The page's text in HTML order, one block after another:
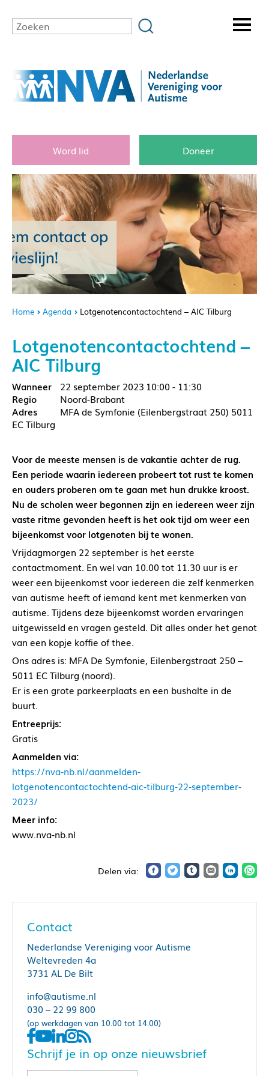
Word lid Doneer
Home Agenda Lotgenotencontactochtend – AIC Tilburg
Lotgenotencontactochtend –
AIC Tilburg
22 september 2023 10:00 - 11:30
Noord-Brabant
MFA de Symfonie (Eilenbergstraat 250) 5011
EC Tilburg
Voor de meeste mensen is de vakantie achter de rug.
Een periode waarin iedereen probeert tot rust te komen
en ouders proberen om te gaan met hun drukke kroost.
Nu de scholen weer begonnen zijn en iedereen weer zijn
vaste ritme gevonden heeft is het ook tijd om weer een
bijeenkomst voor lotgenoten bij te wonen.
Vrijdagmorgen 22 september is het eerste
contactmoment. En wel van 10.00 tot 11.30 uur is er
weer een bijeenkomst voor iedereen die zelf kenmerken
van autisme heeft of iemand kent met kenmerken van
autisme. Tijdens deze bijeenkomst worden ervaringen
uitgewisseld en vragen gesteld. Dit alles onder het genot
van een kopje koffie of thee.
Ons adres is: MFA De Symfonie, Eilenbergstraat 250 –
5011 EC Tilburg (noord).
Er is een grote parkeerplaats en een bushalte in de
buurt.
Entreeprijs:
Gratis
Aanmelden via:
https://nva-nb.nl/aanmelden-
lotgenotencontactochtend-aic-tilburg-22-september-
2023/
Meer info:
www.nva-nb.nl
Contact
Nederlandse Vereniging voor Autisme
Weltevreden 4a
3731 AL De Bilt
info@autisme.nl
030 – 22 99 800
(op werkdagen van 10.00 tot 14.00)
Schrijf je in op onze nieuwsbrief